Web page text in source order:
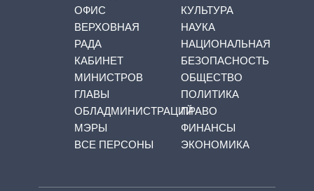
ОФИС
ВЕРХОВНАЯ
РАДА
КАБИНЕТ
МИНИСТРОВ
ГЛАВЫ
ОБЛАДМИНИСТРАЦИЙ
МЭРЫ
ВСЕ ПЕРСОНЫ
КУЛЬТУРА
НАУКА
НАЦИОНАЛЬНАЯ
БЕЗОПАСНОСТЬ
ОБЩЕСТВО
ПОЛИТИКА
ПРАВО
ФИНАНСЫ
ЭКОНОМИКА